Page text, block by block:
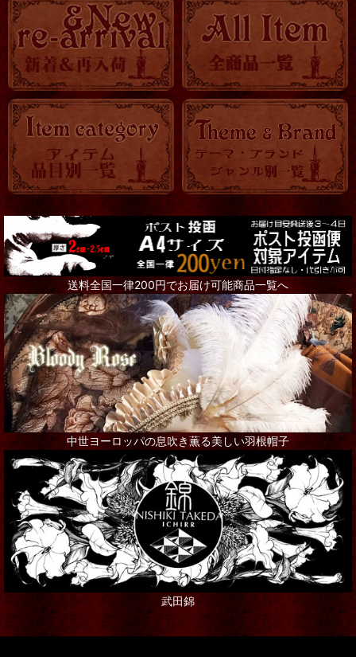
送料全国一律200円でお届け可能商品一覧へ
中世ヨーロッパの息吹き薫る美しい羽根帽子
武田錦